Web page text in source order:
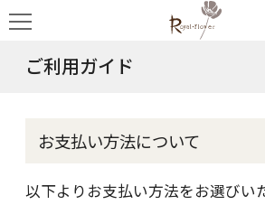
ご利用ガイド
お支払い方法について
以下よりお支払い方法をお選びい